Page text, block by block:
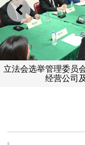
上一则
立法会选举管理委员
经营公司